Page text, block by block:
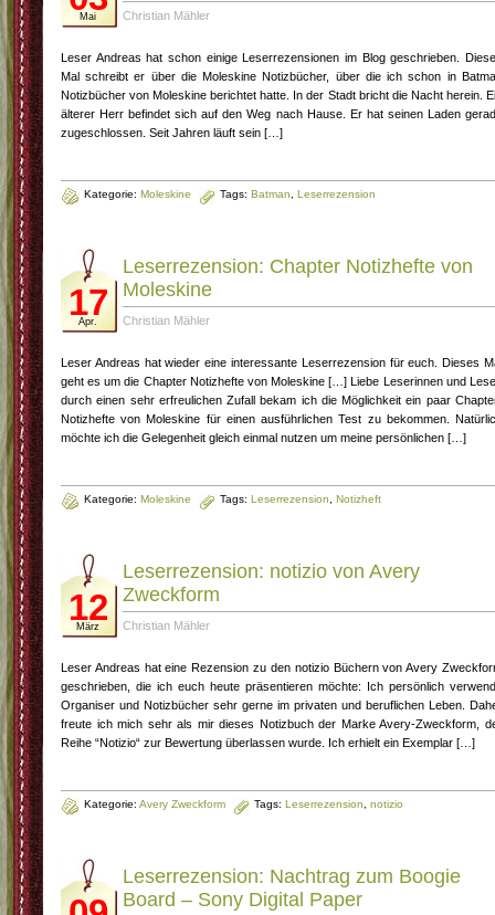
Mai Christian Mähler
Leser Andreas hat schon einige Leserrezensionen im Blog geschrieben.
Mal schreibt er über die Moleskine Notizbücher, über die ich schon in
Notizbücher von Moleskine berichtet hatte. In der Stadt bricht die Nacht herein.
älterer Herr befindet sich auf den Weg nach Hause. Er hat seinen Laden
zugeschlossen. Seit Jahren läuft sein […]
Kategorie: Moleskine Tags: Batman Leserrezension
17
Apr.
Leserrezension: Chapter Notizhefte von
Moleskine
Christian Mähler
Leser Andreas hat wieder eine interessante Leserrezension für euch. Dieses
geht es um die Chapter Notizhefte von Moleskine […] Liebe Leserinnen und
durch einen sehr erfreulichen Zufall bekam ich die Möglichkeit ein paar
Notizhefte von Moleskine für einen ausführlichen Test zu bekommen.
möchte ich die Gelegenheit gleich einmal nutzen um meine persönlichen […]
Kategorie: Moleskine Tags: Leserrezension Notizheft
12
März
Leserrezension: notizio von Avery
Zweckform
Christian Mähler
Leser Andreas hat eine Rezension zu den notizio Büchern von Avery
geschrieben, die ich euch heute präsentieren möchte: Ich persönlich
Organiser und Notizbücher sehr gerne im privaten und beruflichen Leben.
freute ich mich sehr als mir dieses Notizbuch der Marke Avery-Zweckform,
Reihe “Notizio“ zur Bewertung überlassen wurde. Ich erhielt ein Exemplar […]
Kategorie: Avery Zweckform Tags: Leserrezension notizio
Leserrezension: Nachtrag zum Boogie
Board – Sony Digital Paper